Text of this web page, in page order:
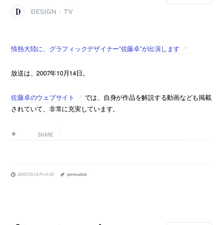
DESIGN TV
情熱大陸に、グラフィックデザイナー”佐藤卓”が出演します
放送は、2007年10月14日。
佐藤卓のウェブサイト
では、自身が作品を解説する動画なども掲載
されていて、非常に充実しています。
SHARE
2007.10.12 Fri 11:10 permalink